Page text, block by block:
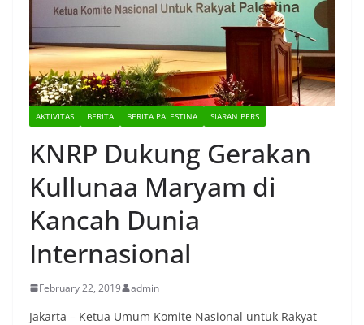
AKTIVITAS BERITA BERITA PALESTINA SIARAN PERS
KNRP Dukung Gerakan
Kullunaa Maryam di
Kancah Dunia
Internasional
February 22, 2019 admin
Jakarta – Ketua Umum Komite Nasional untuk Rakyat